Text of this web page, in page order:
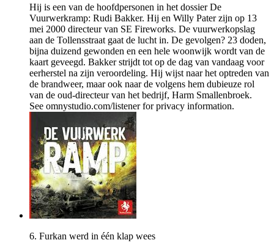
Hij is een van de hoofdpersonen in het dossier De
Vuurwerkramp: Rudi Bakker. Hij en Willy Pater zijn op 13
mei 2000 directeur van SE Fireworks. De vuurwerkopslag
aan de Tollensstraat gaat de lucht in. De gevolgen? 23 doden,
bijna duizend gewonden en een hele woonwijk wordt van de
kaart geveegd. Bakker strijdt tot op de dag van vandaag voor
eerherstel na zijn veroordeling. Hij wijst naar het optreden van
de brandweer, maar ook naar de volgens hem dubieuze rol
van de oud-directeur van het bedrijf, Harm Smallenbroek.
See omnystudio.com/listener for privacy information.
6. Furkan werd in één klap wees